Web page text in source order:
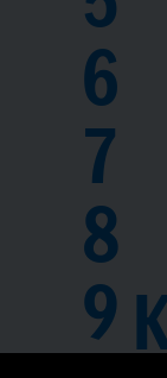
6
7
8
9